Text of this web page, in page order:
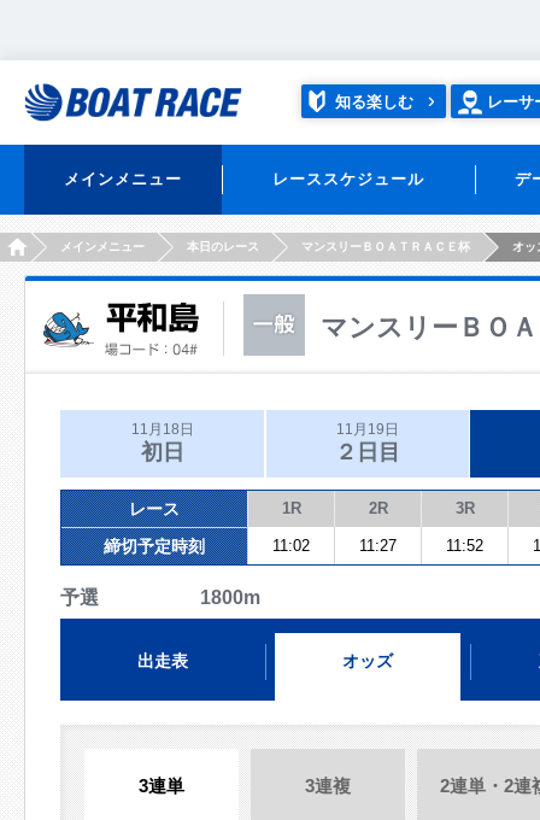
知る楽しむ レーサ
メインメニュー レーススケジュール デ
HOMEメインメニュー 本日のレース マンスリーＢＯＡＴＲＡＣＥ杯 オッ
マンスリーＢＯ
11月18日
初日
11月19日
２日目
レース 1R 2R 3R
締切予定時刻 11:02 11:27 11:52
予選 1800m
出走表 オッズ
3連単 3連複 2連単・2連